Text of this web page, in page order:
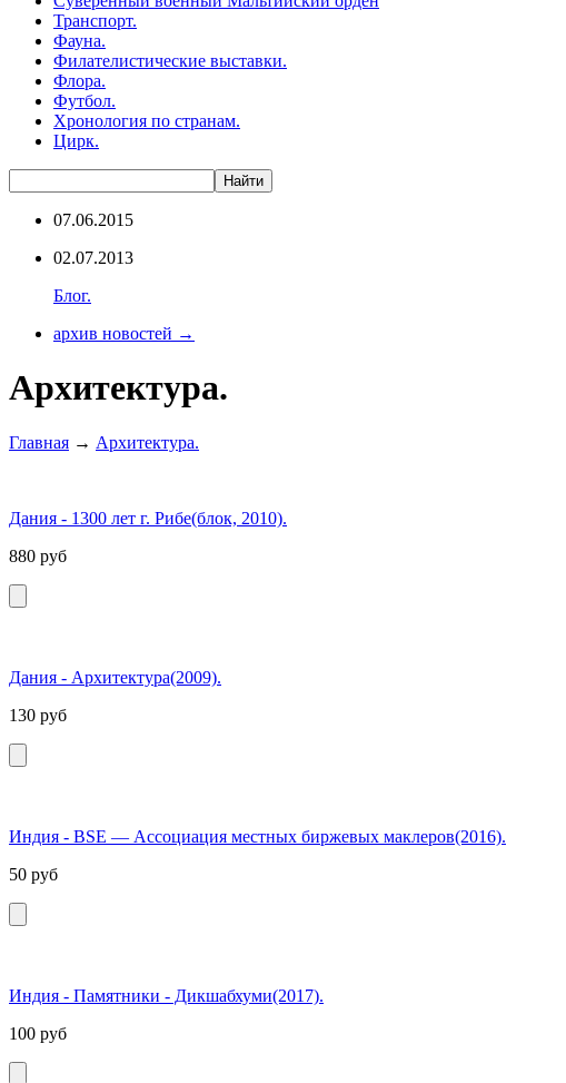
Транспорт.
Фауна.
Филателистические выставки.
Флора.
Футбол.
Хронология по странам.
Цирк.
07.06.2015
02.07.2013
Блог.
архив новостей →
Архитектура.
Главная → Архитектура.
Дания - 1300 лет г. Рибе(блок, 2010).
880 руб
Дания - Архитектура(2009).
130 руб
Индия - BSE — Ассоциация местных биржевых маклеров(2016).
50 руб
Индия - Памятники - Дикшабхуми(2017).
100 руб